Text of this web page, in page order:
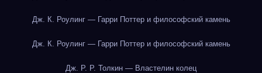
Дж. К. Роулинг — Гарри Поттер и философский камень
Дж. К. Роулинг — Гарри Поттер и философский камень
Дж. Р. Р. Толкин — Властелин колец